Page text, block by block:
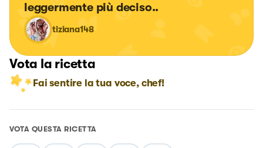
leggermente più deciso..
tiziana148
Vota la ricetta
Fai sentire la tua voce, chef!
VOTA QUESTA RICETTA